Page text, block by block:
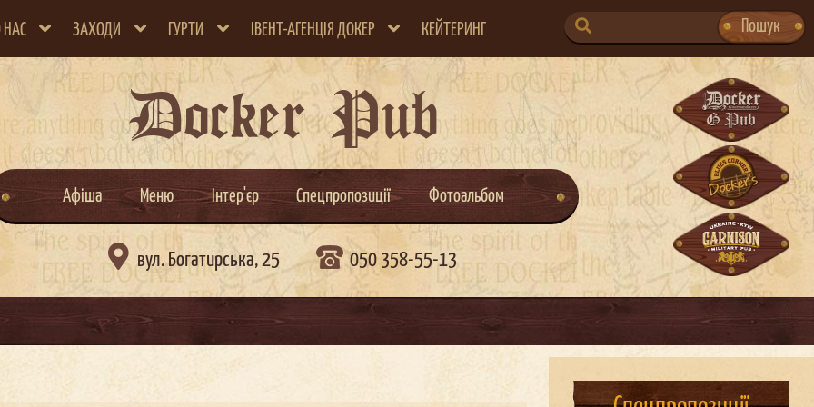
НАС ЗАХОДИ ГУРТИ ІВЕНТ-АГЕНЦІЯ ДОКЕР КЕЙТЕРИНГ
SEARCH
FOR:
Пошук
Docker Pub
Афіша Меню Інтер'єр Спецпропозиції Фотоальбом
 вул. Богатирська, 25 050 358-55-13